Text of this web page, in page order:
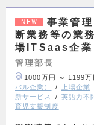
NEW
事業管
断業務等の業
場ITSaas企業
管理部長
1000万円 ～ 1199万
バル企業）
上場企業
新サービス
英語力不
育児支援制度